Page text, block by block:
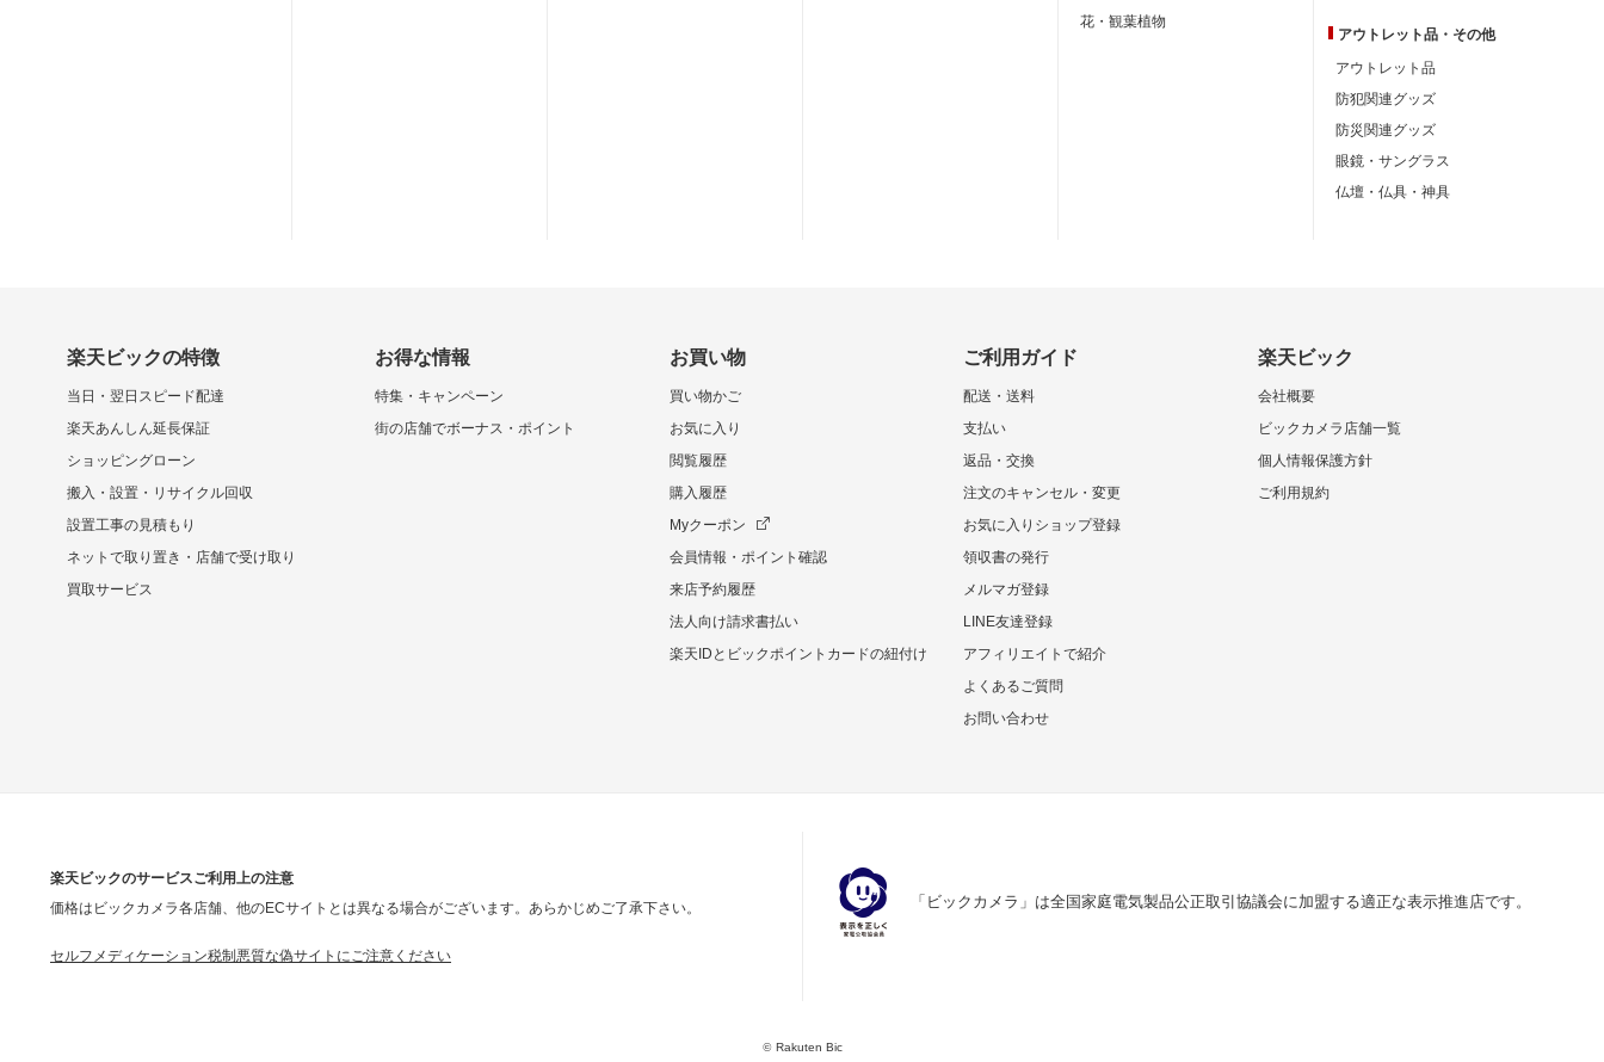
花・観葉植物
アウトレット品・ その他
アウトレット品
防犯関連グッズ
防災関連グッズ
眼鏡・サングラス
仏壇・仏具・神具
楽天ビックの特徴
当日・翌日スピード配達
楽天あんしん延長保証
ショッピングローン
搬入・設置・リサイクル回収
設置工事の見積もり
ネットで取り置き・店舗で受け取り
買取サービス
お得な情報
特集・キャンペーン
街の店舗でボーナス・ポイント
お買い物
買い物かご
お気に入り
閲覧履歴
購入履歴
Myクーポン
会員情報・ポイント確認
来店予約履歴
法人向け請求書払い
楽天IDとビックポイントカードの紐付け
ご利用ガイド
配送・送料
支払い
返品・交換
注文のキャンセル・変更
お気に入りショップ登録
領収書の発行
メルマガ登録
LINE友達登録
アフィリエイトで紹介
よくあるご質問
お問い合わせ
楽天ビック
会社概要
ビックカメラ店舗一覧
個人情報保護方針
ご利用規約
楽天ビックのサービスご利用上の注意
価格はビックカメラ各店舗、他のECサイトとは異なる場合がございます。あらかじめご了承下さい。
セルフメディケーション税制悪質な偽サイトにご注意ください
「ビックカメラ」は全国家庭電気製品公正取引協議会に加盟する適正な表示推進店です。
©Rakuten Bic